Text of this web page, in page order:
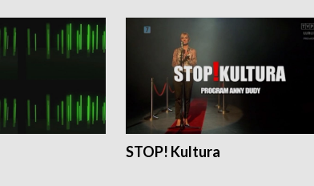
STOP! Kultura